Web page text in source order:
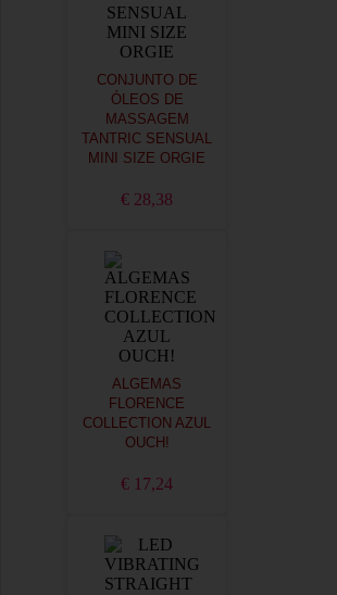
CONJUNTO DE
ÓLEOS DE
MASSAGEM
TANTRIC SENSUAL
MINI SIZE ORGIE
€ 28,38
ALGEMAS
FLORENCE
COLLECTION AZUL
OUCH!
€ 17,24